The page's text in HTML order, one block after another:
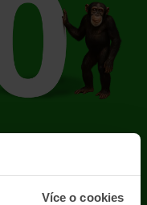
Více o cookies